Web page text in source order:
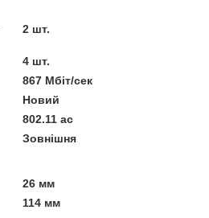
2 шт.
4 шт.
867 Мбіт/сек
Новий
802.11 ac
Зовнішня
26 мм
114 мм